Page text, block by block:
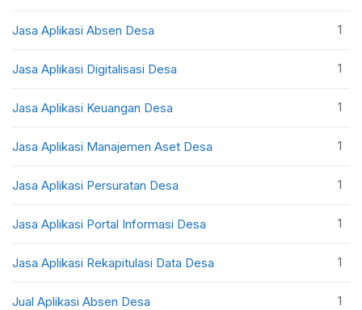
Jasa Aplikasi Absen Desa 1
Jasa Aplikasi Digitalisasi Desa 1
Jasa Aplikasi Keuangan Desa 1
Jasa Aplikasi Manajemen Aset Desa 1
Jasa Aplikasi Persuratan Desa 1
Jasa Aplikasi Portal Informasi Desa 1
Jasa Aplikasi Rekapitulasi Data Desa 1
Jual Aplikasi Absen Desa 1